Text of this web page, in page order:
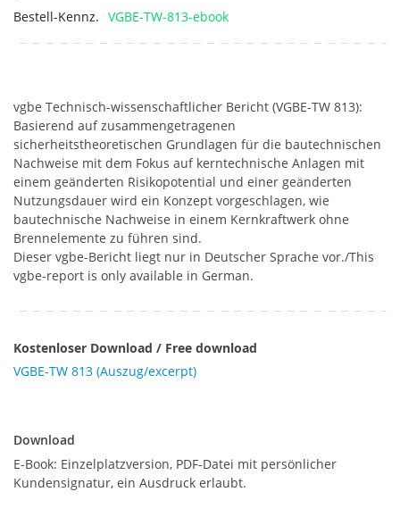
Bestell-Kennz. VGBE-TW-813-ebook
vgbe Technisch-wissenschaftlicher Bericht (VGBE-TW 813):
Basierend auf zusammengetragenen
sicherheitstheoretischen Grundlagen für die bautechnischen
Nachweise mit dem Fokus auf kerntechnische Anlagen mit
einem geänderten Risikopotential und einer geänderten
Nutzungsdauer wird ein Konzept vorgeschlagen, wie
bautechnische Nachweise in einem Kernkraftwerk ohne
Brennelemente zu führen sind.
Dieser vgbe-Bericht liegt nur in Deutscher Sprache vor./This
vgbe-report is only available in German.
Kostenloser Download / Free download
VGBE-TW 813 (Auszug/excerpt)
Download
E-Book: Einzelplatzversion, PDF-Datei mit persönlicher
Kundensignatur, ein Ausdruck erlaubt.